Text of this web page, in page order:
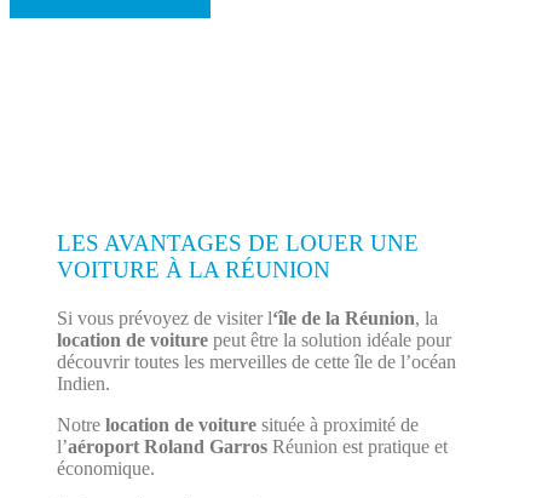
LES AVANTAGES DE LOUER UNE
VOITURE À LA RÉUNION
Si vous prévoyez de visiter l‘île de la Réunion, la
location de voiturepeut être la solution idéale pour
découvrir toutes les merveilles de cette île de l’océan
Indien.
Notre location de voituresituée à proximité de
l’aéroport Roland GarrosRéunion est pratique et
économique.